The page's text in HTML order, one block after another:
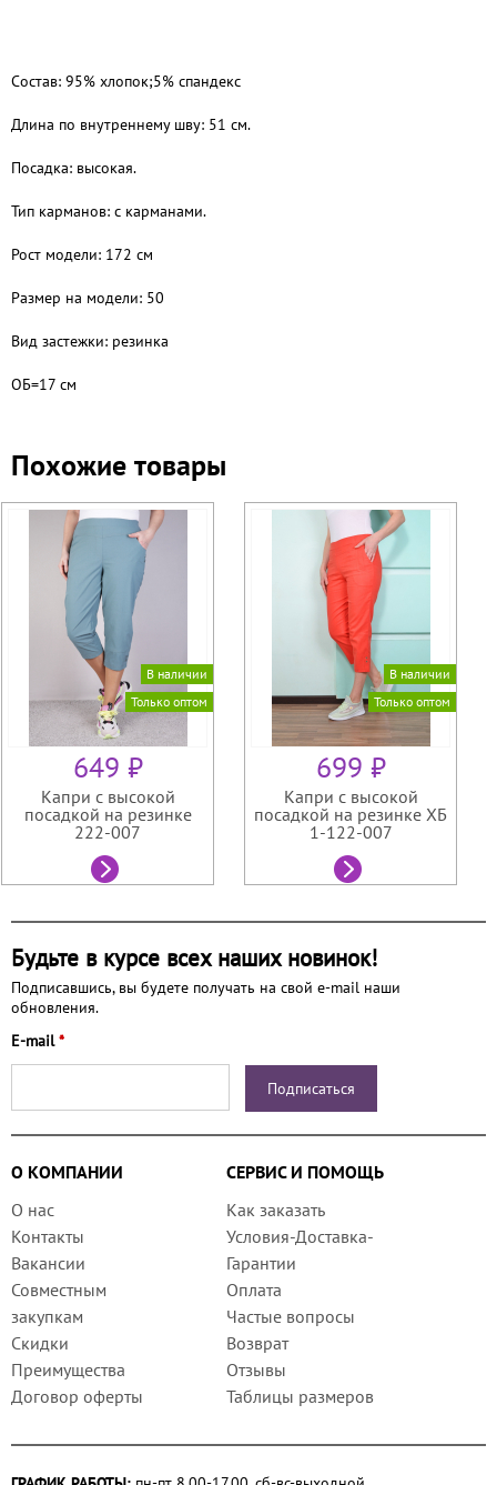
Состав: 95% хлопок;5% спандекс
Длина по внутреннему шву: 51 см.
Посадка: высокая.
Тип карманов: с карманами.
Рост модели: 172 см
Размер на модели: 50
Вид застежки: резинка
ОБ=17 см
Похожие товары
В наличии
Только оптом
649 ₽
Капри с высокой
посадкой на резинке
222-007
В наличии
Только оптом
699 ₽
Капри с высокой
посадкой на резинке ХБ
1-122-007
Будьте в курсе всех наших новинок!
Подписавшись, вы будете получать на свой e-mail наши
обновления.
E-mail*
О КОМПАНИИ
СЕРВИС И ПОМОЩЬ
О нас
Контакты
Вакансии
Совместным
закупкам
Скидки
Преимущества
Договор оферты
Как заказать
Условия-Доставка-
Гарантии
Оплата
Частые вопросы
Возврат
Отзывы
Таблицы размеров